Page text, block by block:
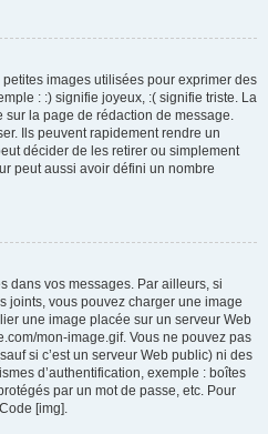
images utilisées pour exprimer des
: :) signifie joyeux, :( signifie triste. La
la page de rédaction de message.
Ils peuvent rapidement rendre un
décider de les retirer ou simplement
peut aussi avoir défini un nombre
dans vos messages. Par ailleurs, si
joints, vous pouvez charger une image
une image placée sur un serveur Web
mon-image.gif. Vous ne pouvez pas
si c’est un serveur Web public) ni des
d’authentification, exemple : boîtes
par un mot de passe, etc. Pour
[img].